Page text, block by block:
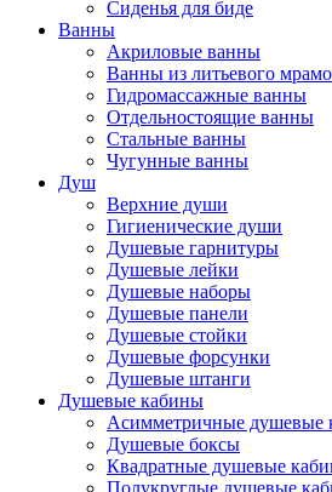
Сиденья для биде
Ванны
Акриловые ванны
Ванны из литьевого
Гидромассажные ванны
Отдельностоящие ванны
Стальные ванны
Чугунные ванны
Душ
Верхние души
Гигиенические души
Душевые гарнитуры
Душевые лейки
Душевые наборы
Душевые панели
Душевые стойки
Душевые форсунки
Душевые штанги
Душевые кабины
Асимметричные душевые
Душевые боксы
Квадратные душевые
Полукруглые душевые